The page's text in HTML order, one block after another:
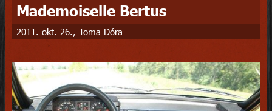
Mademoiselle Bertus
2011. okt. 26., Toma Dóra